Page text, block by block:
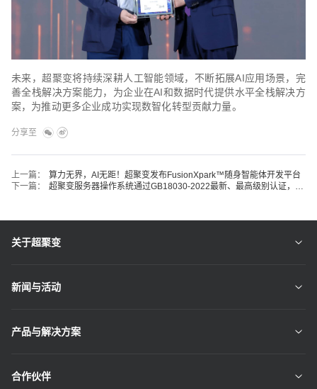
未来，超聚变将持续深耕人工智能领域，不断拓展AI应用场景，完
善全栈解决方案能力，为企业在AI和数据时代提供水平全栈解决方
案，为推动更多企业成功实现数智化转型贡献力量。
分享至
上一篇：
算力无界，AI无距！超聚变发布FusionXpark™随身智能体开发平台
下一篇：
关于超聚变
新闻与活动
产品与解决方案
合作伙伴